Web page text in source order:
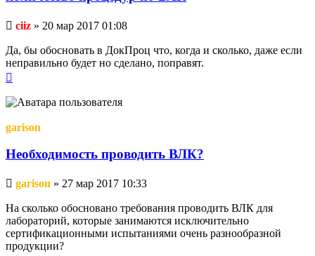
Непрочитанное
ciiz » 20 мар 2017 01:08
Да, бы обосновать в ДокПроц что, когда и сколько, даже если
неправильно будет но сделано, поправят.
началу
garison
Необходимость проводить ВЛК?
Непрочитанное
сообщение
garison » 27 мар 2017 10:33
На сколько обосновано требования проводить ВЛК для
лабораторий, которые занимаются исключительно
сертификационными испытаниями очень разнообразной
продукции?